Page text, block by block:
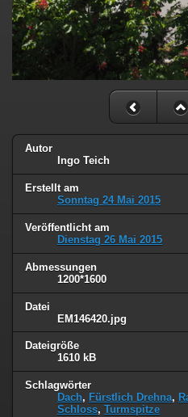
Autor
Ingo Teich
Erstellt am
Sonntag 24 Mai 2015
Veröffentlicht am
Dienstag 26 Mai 2015
Abmessungen
1200*1600
Datei
EM146420.jpg
Dateigröße
1610 kB
Schlagwörter
Dach, Fürstlich Drehna,
Schloss, Turmspitze